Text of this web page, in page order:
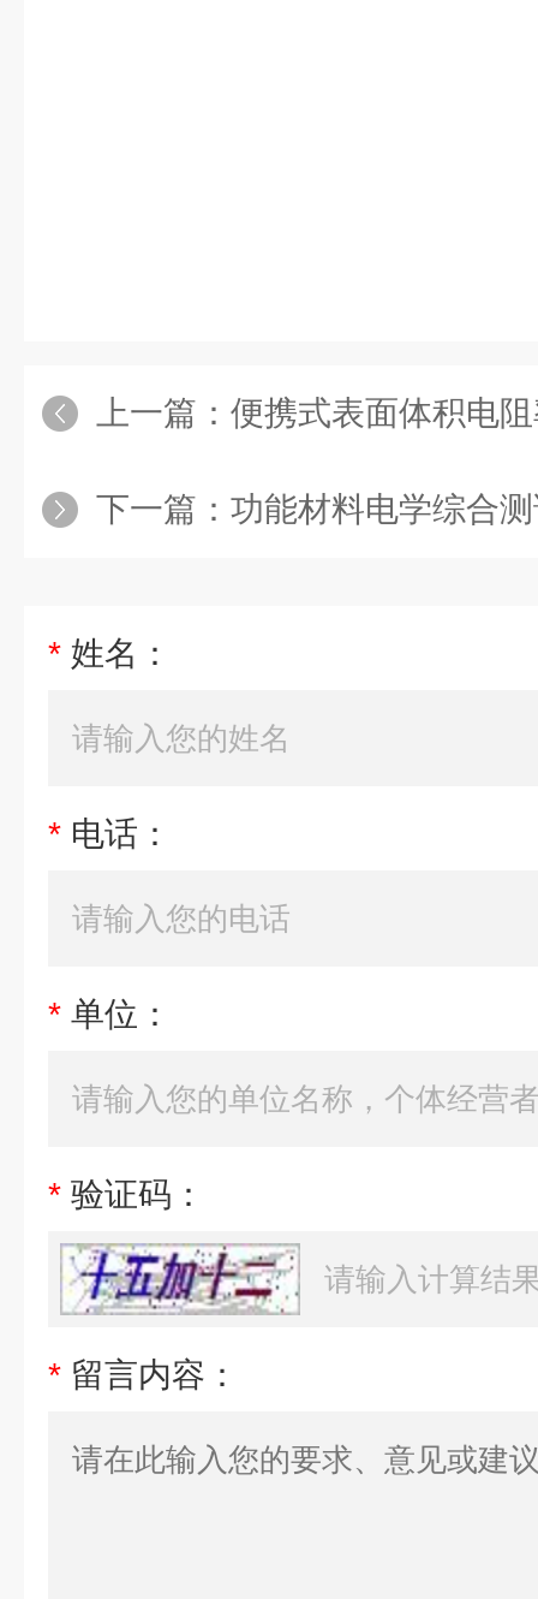
上一篇： 便携式表面体积电
下一篇： 功能材料电学综合
* 姓名：
* 电话：
* 单位：
* 验证码：
* 留言内容：